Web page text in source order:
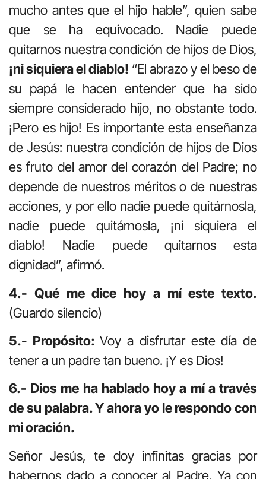
mucho antes que el hijo hable”, quien sabe
que se ha equivocado. Nadie puede
quitarnos nuestra condición de hijos de Dios,
¡ni siquiera el diablo! “El abrazo y el beso de
su papá le hacen entender que ha sido
siempre considerado hijo, no obstante todo.
¡Pero es hijo! Es importante esta enseñanza
de Jesús: nuestra condición de hijos de Dios
es fruto del amor del corazón del Padre; no
depende de nuestros méritos o de nuestras
acciones, y por ello nadie puede quitárnosla,
nadie puede quitárnosla, ¡ni siquiera el
diablo! Nadie puede quitarnos esta
dignidad”, afirmó.
4.- Qué me dice hoy a mí este texto.
(Guardo silencio)
5.- Propósito:Voy a disfrutar este día de
tener a un padre tan bueno. ¡Y es Dios!
6.- Dios me ha hablado hoy a mí a través
de su palabra. Y ahora yo le respondo con
mi oración.
Señor Jesús, te doy infinitas gracias por
habernos dado a conocer al Padre. Ya con